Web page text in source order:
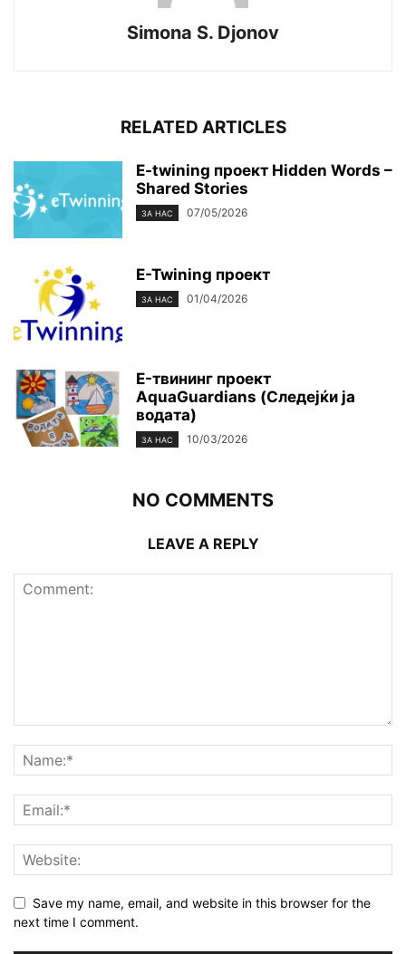
Simona S. Djonov
RELATED ARTICLES
E-twining проект Hidden Words –
Shared Stories
ЗА НАС 07/05/2026
E-Twining проект
ЗА НАС 01/04/2026
E-твининг проект
AquaGuardians (Следејќи ја
водата)
ЗА НАС 10/03/2026
NO COMMENTS
LEAVE A REPLY
Save my name, email, and website in this browser for the
next time I comment.